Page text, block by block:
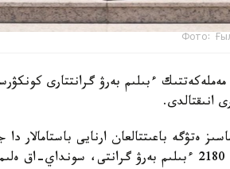
Фото:
مەملەكەتتىك ءبىلىم بەرۋ گرانتتارى
انىقتالدى.
ەتۋگە باعىتتالعان ارنايى باستامالار دا
«سەرپىن» باعدارلاماسى اياسىندا 2180 ءبىلىم بەرۋ